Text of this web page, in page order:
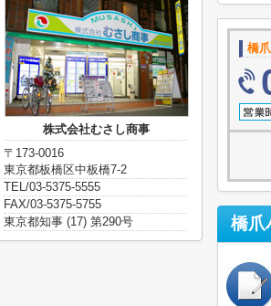
橋
橋爪
株式会社むさし商事
〒173-0016
東京都板橋区中板橋7-2
TEL/03-5375-5555
FAX/03-5375-5755
東京都知事 (17) 第290号